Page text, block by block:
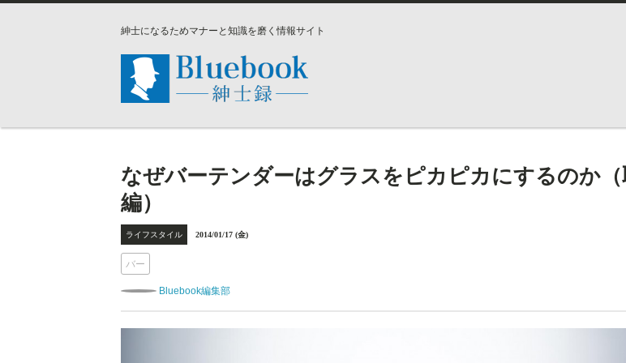
紳士になるためマナーと知識を磨く情報サイト
なぜバーテンダーはグラスをピカピカにするのか（
編）
ライフスタイル 2014/01/17 (金)
バー
Bluebook編集部